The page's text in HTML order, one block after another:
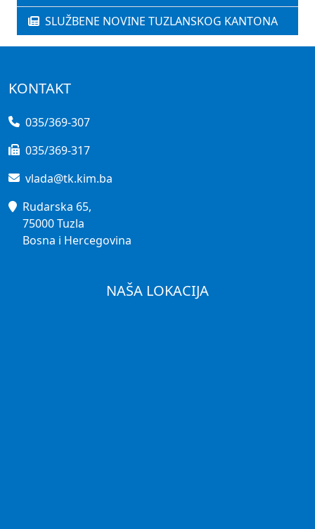
SLUŽBENE NOVINE TUZLANSKOG KANTONA
KONTAKT
035/369-307
035/369-317
vlada@tk.kim.ba
Rudarska 65,
75000 Tuzla
Bosna i Hercegovina
NAŠA LOKACIJA